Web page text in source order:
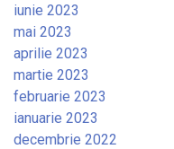
iunie 2023
mai 2023
aprilie 2023
martie 2023
februarie 2023
ianuarie 2023
decembrie 2022